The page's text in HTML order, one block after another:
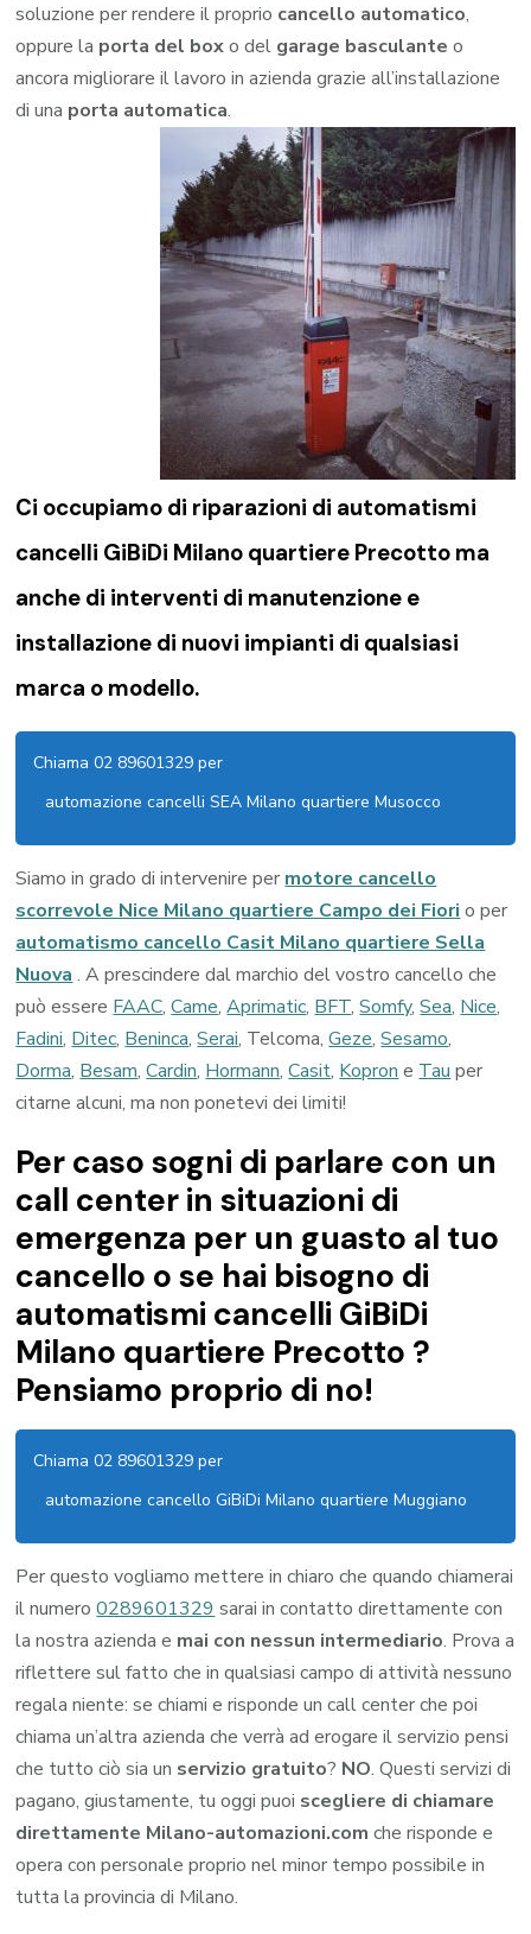
soluzione per rendere il proprio cancello automatico,
oppure la porta del boxo del garage basculante o
ancora migliorare il lavoro in azienda grazie all’installazione
di una porta automatica.
Ci occupiamo di riparazioni di automatismi
cancelli GiBiDi Milano quartiere Precotto ma
anche di interventi di manutenzione e
installazione di nuovi impianti di qualsiasi
marca o modello.
Chiama 02 89601329 per
automazione cancelli SEA Milano quartiere Musocco
Siamo in grado di intervenire per motore cancello
scorrevole Nice Milano quartiere Campo dei Fiori o per
automatismo cancello Casit Milano quartiere Sella
Nuova . A prescindere dal marchio del vostro cancello che
può essere FAAC,Came,Aprimatic, BFT,Somfy,Sea, Nice,
Fadini, Ditec, Beninca,Serai, Telcoma,Geze,Sesamo,
Dorma, Besam,Cardin, Hormann,Casit, Kopron e Tau per
citarne alcuni, ma non ponetevi dei limiti!
Per caso sogni di parlare con un
call center in situazioni di
emergenza per un guasto al tuo
cancello o se hai bisogno di
automatismi cancelli GiBiDi
Milano quartiere Precotto ?
Pensiamo proprio di no!
Chiama 02 89601329 per
automazione cancello GiBiDi Milano quartiere Muggiano
Per questo vogliamo mettere in chiaro che quando chiamerai
il numero0289601329sarai in contatto direttamente con
la nostra azienda e mai con nessun intermediario. Prova a
riflettere sul fatto che in qualsiasi campo di attività nessuno
regala niente: se chiami e risponde un call center che poi
chiama un’altra azienda che verrà ad erogare il servizio pensi
che tutto ciò sia un servizio gratuito? NO. Questi servizi di
pagano, giustamente, tu oggi puoi scegliere di chiamare
direttamente Milano-automazioni.com che risponde e
opera con personale proprio nel minor tempo possibile in
tutta la provincia di Milano.